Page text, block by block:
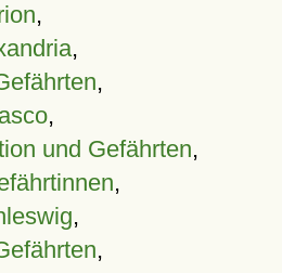
,
,
,
,
und Gefährten,
,
,
,